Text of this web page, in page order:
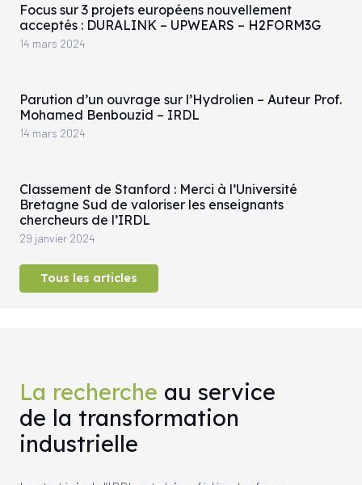
Focus sur 3 projets européens nouvellement
acceptés : DURALINK – UPWEARS – H2FORM3G
14 mars 2024
Parution d’un ouvrage sur l’Hydrolien – Auteur Prof.
Mohamed Benbouzid – IRDL
14 mars 2024
Classement de Stanford : Merci à l’Université
Bretagne Sud de valoriser les enseignants
chercheurs de l’IRDL
29 janvier 2024
Tous les articles
La recherche au service
de la transformation
industrielle